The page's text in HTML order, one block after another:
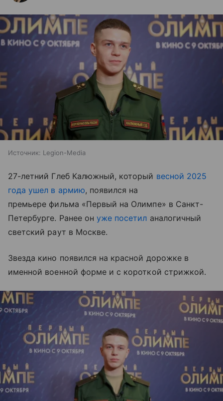
Источник: Legion-Media
27-летний Глеб Калюжный, который весной 2025
года ушел в армию, появился на
премьере фильма «Первый на Олимпе» в Санкт-
Петербурге. Ранее онуже посетил аналогичный
светский раут в Москве.
Звезда кино появился на красной дорожке в
именной военной форме и с короткой стрижкой.